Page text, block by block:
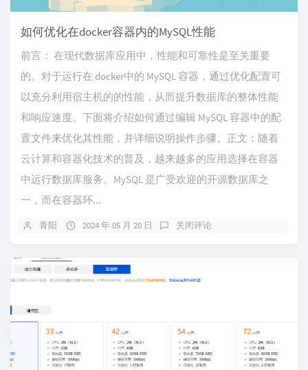
如何优化在docker容器内的MySQL性能
前言： 在现代数据库应用中，性能和可靠性是至关重要
的。对于运行在 docker中的 MySQL 容器，通过优化配置可
以充分利用宿主机的的性能，从而提升数据库的整体性能
和响应速度。下面将介绍如何通过编辑 MySQL 容器中的配
置文件来优化其性能，并详细说明操作步骤。​正文：随着
云计算和容器化技术的普及，越来越多的应用选择在容器
中运行数据库服务。MySQL 是广受欢迎的开源数据库之
一，而在容器环...
青阳 2024 年 05 月 20 日 关闭评论